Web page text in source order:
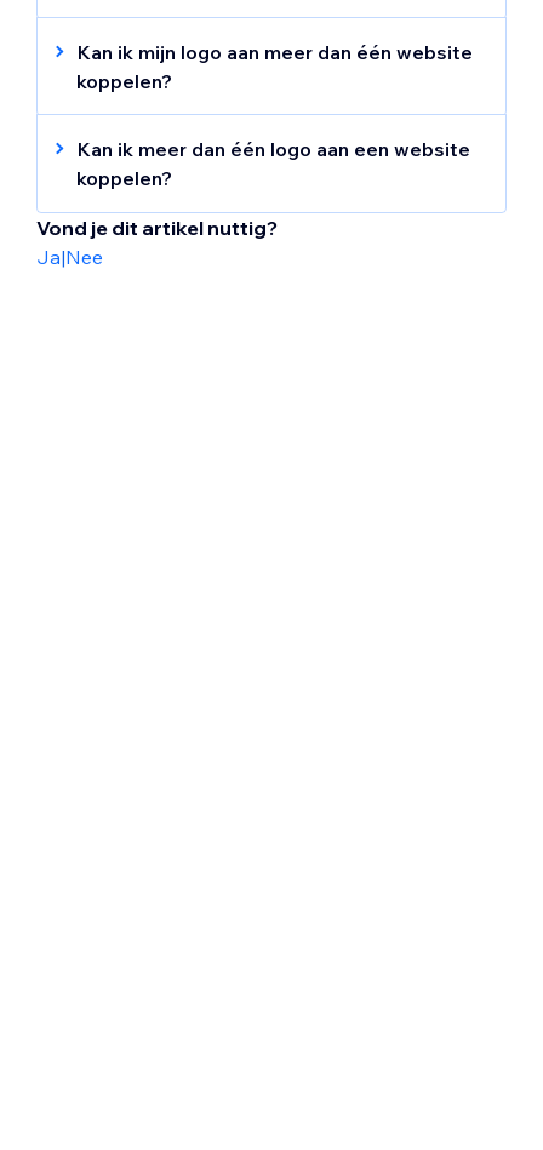
Je hebt toegang tot al je bestaande logo's
via
Mijn logo's en huisstijl
Kan ik mijn logo aan meer dan één website
koppelen?
Nee. Het is slechts mogelijk om een logo aan
één website te koppelen.
Kan ik meer dan één logo aan een website
koppelen?
Nee. Het is slechts mogelijk om één logo aan
een website te koppelen.
Vond je dit artikel nuttig?
Ja|Nee